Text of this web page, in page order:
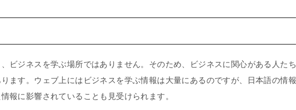
ビジネスを学ぶ場所ではありません。そのため、ビジネスに関心がある人たち
ます。ウェブ上にはビジネスを学ぶ情報は大量にあるのですが、日本語の情報
報に影響されていることも見受けられます。